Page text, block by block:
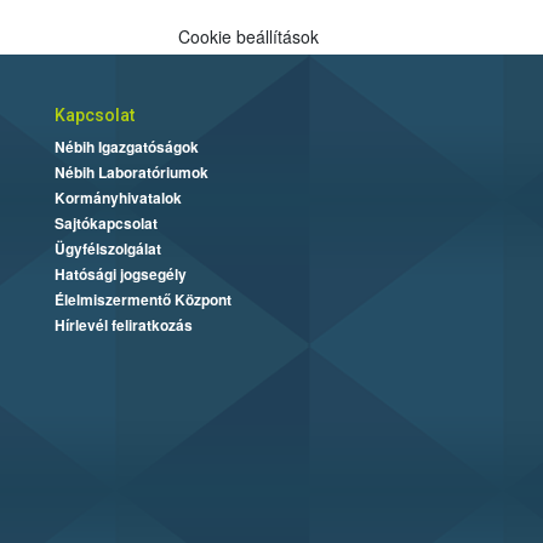
Cookie beállítások
Kapcsolat
Nébih Igazgatóságok
Nébih Laboratóriumok
Kormányhivatalok
Sajtókapcsolat
Ügyfélszolgálat
Hatósági jogsegély
Élelmiszermentő Központ
Hírlevél feliratkozás